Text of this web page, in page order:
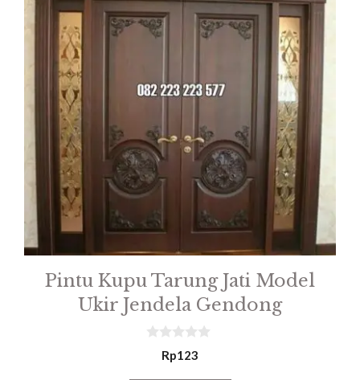
Pintu Kupu Tarung Jati Model
Ukir Jendela Gendong
Rp123